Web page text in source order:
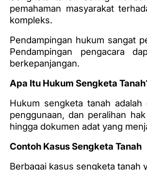
pemahaman masyarakat
kompleks.
Pendampingan hukum sangat
Pendampingan pengacara
berkepanjangan.
Apa Itu Hukum Sengketa
Hukum sengketa tanah
penggunaan, dan peralihan
hingga dokumen adat yang
Contoh Kasus Sengketa Tanah
Berbagai kasus sengketa tanah